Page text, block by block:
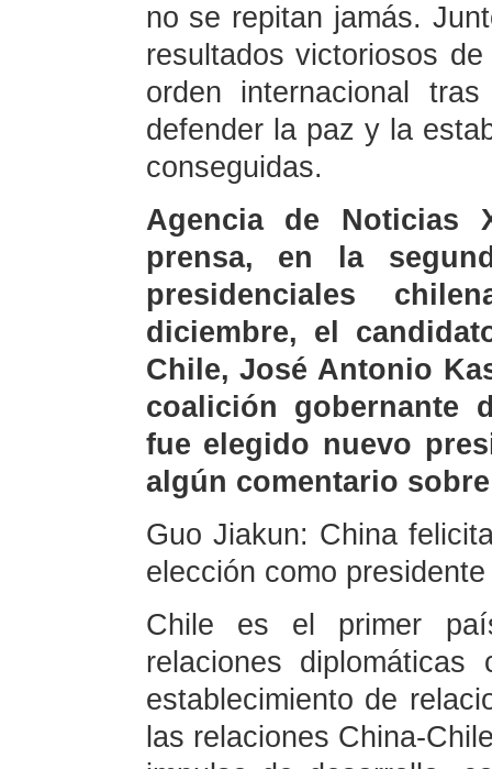
no se repitan jamás.
resultados victoriosos
orden internacional
defender la paz y la
conseguidas.
Agencia de Noticias
prensa, en la
presidenciales
diciembre, el
Chile, José Antonio
coalición gobernante
fue elegido nuevo
algún comentario
Guo Jiakun: China
elección como
Chile es el primer
relaciones
establecimiento de
las relaciones China-